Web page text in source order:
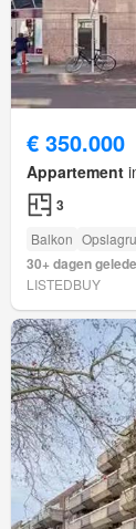
€ 350.000
Appartement
3
Balkon
30+ dagen
LISTEDBUY